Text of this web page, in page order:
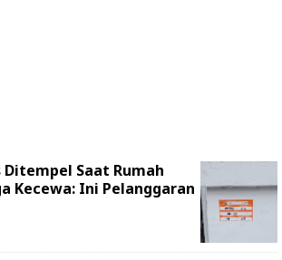
Ditempel Saat Rumah
Kecewa: Ini Pelanggaran